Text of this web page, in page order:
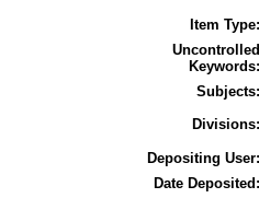
Item Type:
Uncontrolled
Keywords:
Subjects:
Divisions:
Depositing User:
Date Deposited: